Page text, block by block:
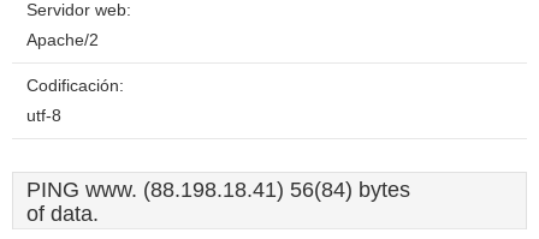
Servidor web:
Apache/2
Codificación:
utf-8
PING www. (88.198.18.41) 56(84) bytes
of data.